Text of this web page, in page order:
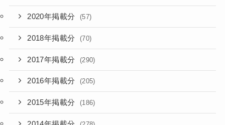
2020年掲載分 (57)
2018年掲載分 (70)
2017年掲載分 (290)
2016年掲載分 (205)
2015年掲載分 (186)